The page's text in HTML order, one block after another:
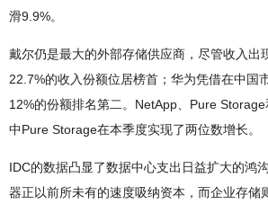
滑9.9%。
戴尔仍是最大的外部存储供应商，尽管收入出
22.7%的收入份额位居榜首；华为凭借在中国
12%的份额排名第二。NetApp、Pure
中Pure Storage在本季度实现了两位数增长。
IDC的数据凸显了数据中心支出日益扩大的鸿
器正以前所未有的速度吸纳资本，而企业存储